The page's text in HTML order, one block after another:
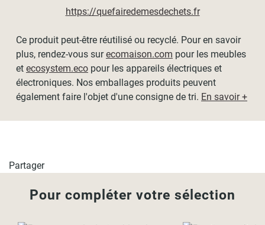
Dimensions
Réglable en hauteur
Dimensions disponibles :
- L50 x H250cm
- L120 x H250cm
- L135 x H250cm
https://quefairedemesdechets.fr
Ce produit peut-être réutilisé ou recyclé. Pour en savoir
plus, rendez-vous surecomaison.com pour les meubles
et ecosystem.eco pour les appareils électriques et
électroniques. Nos emballages produits peuvent
également faire l'objet d'une consigne de tri. En savoir +
Partager
Pour compléter votre sélection